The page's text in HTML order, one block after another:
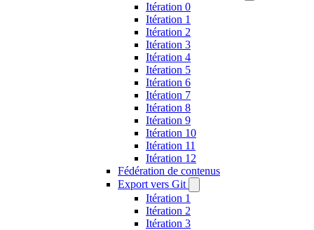
Itération 0
Itération 1
Itération 2
Itération 3
Itération 4
Itération 5
Itération 6
Itération 7
Itération 8
Itération 9
Itération 10
Itération 11
Itération 12
Fédération de contenus
Export vers Git
Itération 1
Itération 2
Itération 3